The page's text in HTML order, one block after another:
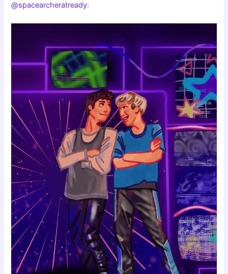
@spacearcheratready: